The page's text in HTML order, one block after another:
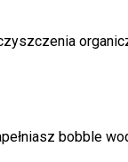
bobble